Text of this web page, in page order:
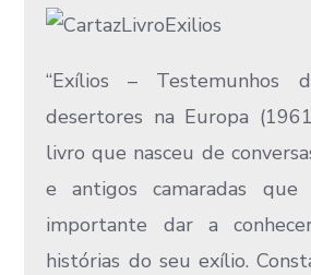
“Exílios – Testemunhos
desertores na Europa
livro que nasceu de
e antigos camaradas que
importante dar a
histórias do seu exílio.